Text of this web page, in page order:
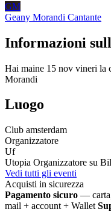
GM
Geany Morandi Cantante
Informazioni
Hai maine 15 nov vineri la
Morandi
Luogo
Club amsterdam
Organizzatore
Uf
Utopia Organizzatore su
Vedi tutti gli eventi
Acquisti in sicurezza
Pagamento sicuro —
mail + account + Wallet